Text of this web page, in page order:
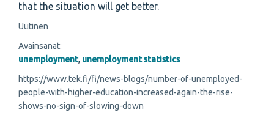
that the situation will get better.
Uutinen
Avainsanat:
unemployment, unemployment statistics
https://www.tek.fi/fi/news-blogs/number-of-unemployed-
people-with-higher-education-increased-again-the-rise-
shows-no-sign-of-slowing-down